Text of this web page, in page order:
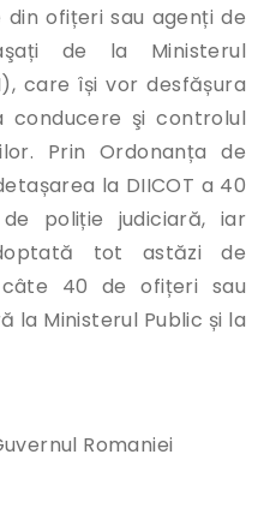
ofițeri sau agenți de
de la Ministerul
care își vor desfășura
şi controlul
Prin Ordonanța de
la DIICOT a 40
poliție judiciară, iar
tot astăzi de
40 de ofițeri sau
la Ministerul Public și la
Romaniei